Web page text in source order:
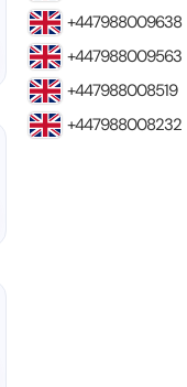
+447988009638
+447988009563
+447988008519
+447988008232